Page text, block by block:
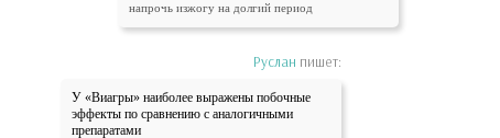
напрочь изжогу на долгий период
Руслан пишет:
У «Виагры» наиболее выражены побочные
эффекты по сравнению с аналогичными
препаратами